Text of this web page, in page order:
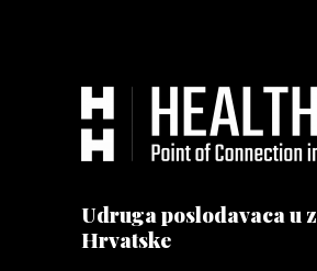
Udruga poslodavaca u
Hrvatske